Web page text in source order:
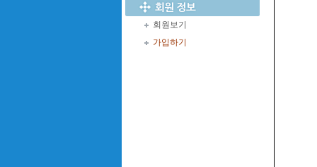
회원보기
가입하기